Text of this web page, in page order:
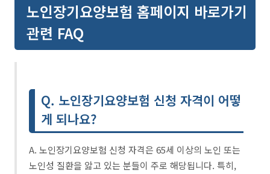
노인장기요양보험 홈페이지 바로가기
관련 FAQ
Q. 노인장기요양보험 신청 자격이 어떻
게 되나요?
A. 노인장기요양보험 신청 자격은 65세 이상의 노인 또는
노인성 질환을 앓고 있는 분들이 주로 해당됩니다. 특히,